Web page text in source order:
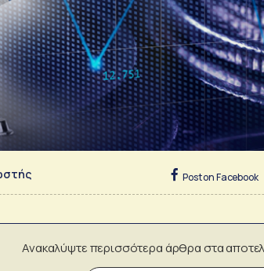
Post on Facebook
Ανακαλύψτε περισσότερα άρθρα στα